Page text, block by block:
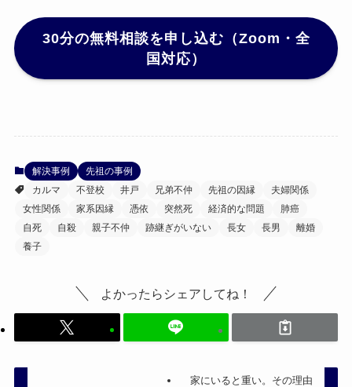
30分の無料相談を申し込む（Zoom・全
国対応）
解決事例
先祖の事例
カルマ
不登校 井戸 兄弟不仲 先祖の因縁
夫婦関係
女性関係
家系因縁 憑依 突然死 経済的な問題
肺癌
自死
自殺 親子不仲 跡継ぎがいない 長女 長男
離婚
養子
よかったらシェアしてね！
家にいると重い。その理由